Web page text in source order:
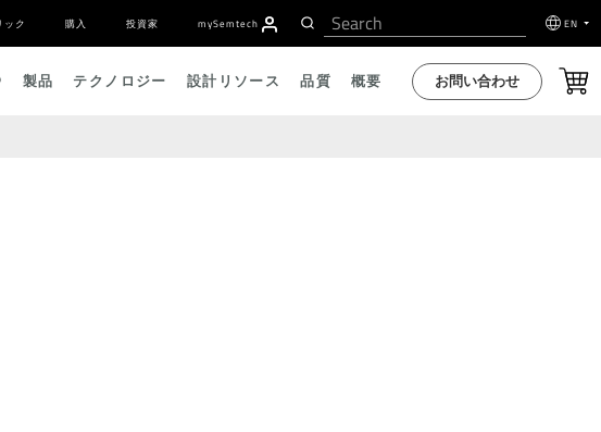
ック 購入 投資家 mySemtech EN
製品 テクノロジー 設計リソース 品質 概要 お問い合わせ